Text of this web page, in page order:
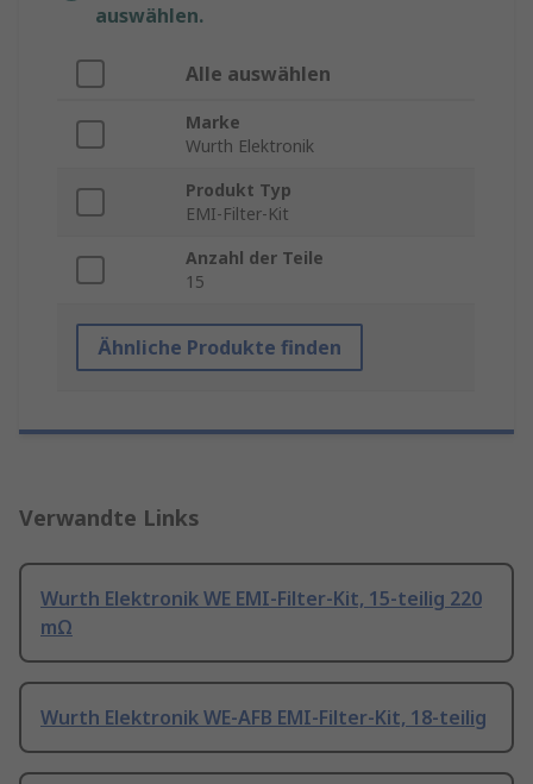
auswählen.
Alle auswählen
Marke
Wurth Elektronik
Produkt Typ
EMI-Filter-Kit
Anzahl der Teile
15
Ähnliche Produkte finden
Verwandte Links
Wurth Elektronik WE EMI-Filter-Kit, 15-teilig 220
mΩ
Wurth Elektronik WE-AFB EMI-Filter-Kit, 18-teilig